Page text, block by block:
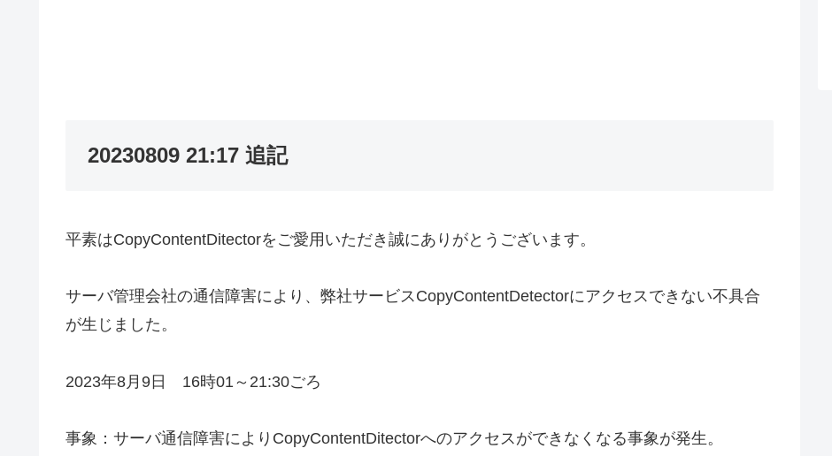
20230809 21:17 追記
平素はCopyContentDitectorをご愛用いただき誠にありがとうございます。
サーバ管理会社の通信障害により、弊社サービスCopyContentDetectorにアクセスできない不具合
が生じました。
2023年8月9日 16時01～21:30ごろ
事象：サーバ通信障害によりCopyContentDitectorへのアクセスができなくなる事象が発生。